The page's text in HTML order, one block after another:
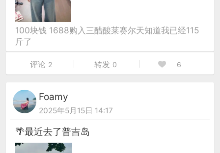
100块钱 1688购入三醋酸莱赛尔天知道我已经115
斤了
评论 2 转发 0 6
Foamy
2025年5月15日 14:17
🌴最近去了普吉岛